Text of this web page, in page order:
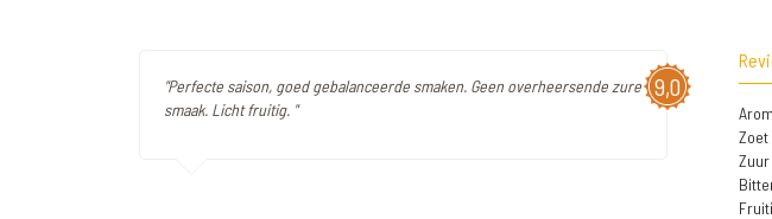
9,0
"Perfecte saison, goed gebalanceerde smaken. Geen overheersende zure
smaak. Licht fruitig. "
Zoet
Zuur